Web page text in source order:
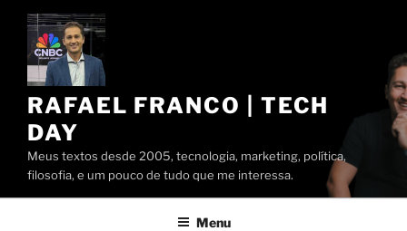
Pular
conteúdo
RAFAEL FRANCO | TECH
DAY
Meus textos desde 2005, tecnologia, marketing, política,
filosofia, e um pouco de tudo que me interessa.
Menu